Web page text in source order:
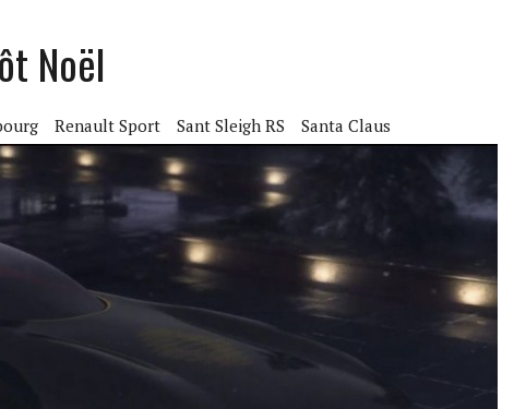
2,7 RS
BRUSSELS
Noël
Renault Sport Sant Sleigh RS Santa Claus